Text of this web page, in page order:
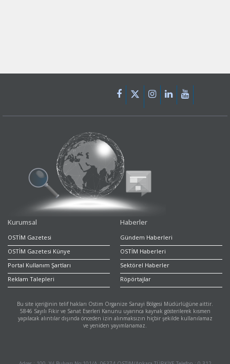
Kurumsal
OSTİM Gazetesi
OSTİM Gazetesi Künye
Portal Kullanım Şartları
Reklam Talepleri
Haberler
Gündem Haberleri
OSTİM Haberleri
Sektörel Haberler
Röpörtajlar
Bu site içeriğinin telif hakları Ostim Organize Sanayi Bölgesi Müdürlüğüne aittir.
5846 Sayılı Fikir ve Sanat Eserleri Kanunu uyarınca kaynak gösterilerek kısmen
yapılacak alıntılar dışında önceden izin alınmaksızın hiçbir şekilde kullanılamaz
ve yeniden yayımlanamaz.